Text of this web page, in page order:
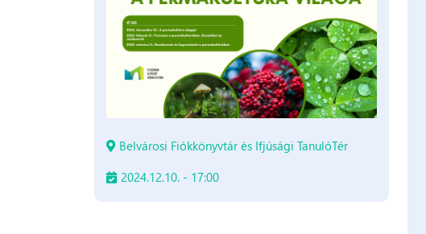
Belvárosi Fiókkönyvtár és Ifjúsági TanulóTér
2024.12.10. - 17:00